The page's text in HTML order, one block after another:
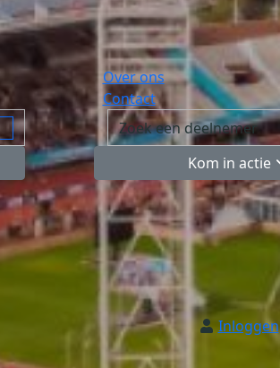
Over ons
Contact
Kom in actie
Inloggen